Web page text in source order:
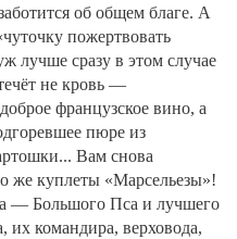
об общем благе. А
пожертвовать
лучше сразу в этом случае
не кровь —
французское вино, а
пюре из
Вам снова
же куплеты «Марсельезы»!
— Большого Пса и лучшего
их командира, верховода,